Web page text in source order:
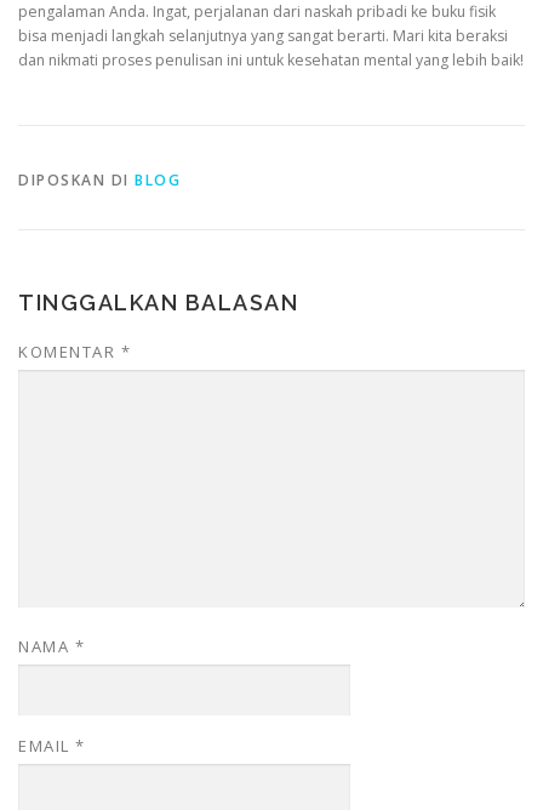
pengalaman Anda. Ingat, perjalanan dari naskah pribadi ke buku fisik
bisa menjadi langkah selanjutnya yang sangat berarti. Mari kita beraksi
dan nikmati proses penulisan ini untuk kesehatan mental yang lebih baik!
DIPOSKAN DI BLOG
TINGGALKAN BALASAN
KOMENTAR *
NAMA *
EMAIL *